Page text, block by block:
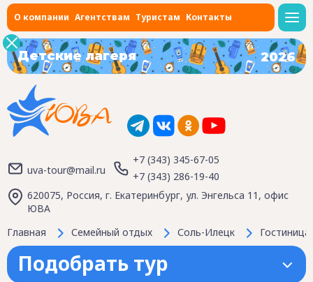
О компании Агентствам Туристам Контакты
Детские лагеря 2026
uva-tour@mail.ru
+7 (343) 345-67-05
+7 (343) 286-19-40
620075, Россия, г. Екатеринбург, ул. Энгельса 11, офис
ЮВА
Главная
Семейный отдых Соль-Илецк
Подобрать тур